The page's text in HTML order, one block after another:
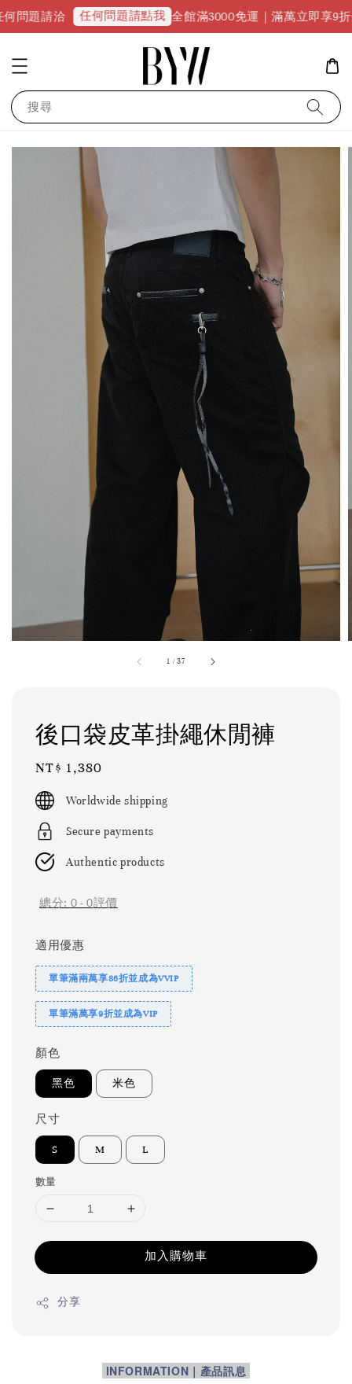
任何問題請點我 全館滿3000免運｜滿萬立即享9折優惠並升級
搜尋
1 /37
後口袋皮革掛繩休閒褲
Regular
price
NT$ 1,380
Worldwide shipping
Secure payments
Authentic products
總分: 0 - 0評價
適用優惠
單筆滿兩萬享86折並成為VVIP
單筆滿萬享9折並成為VIP
顏色
黑色 米色
尺寸
S M L
數量
加入購物車
分享
INFORMATION｜產品訊息